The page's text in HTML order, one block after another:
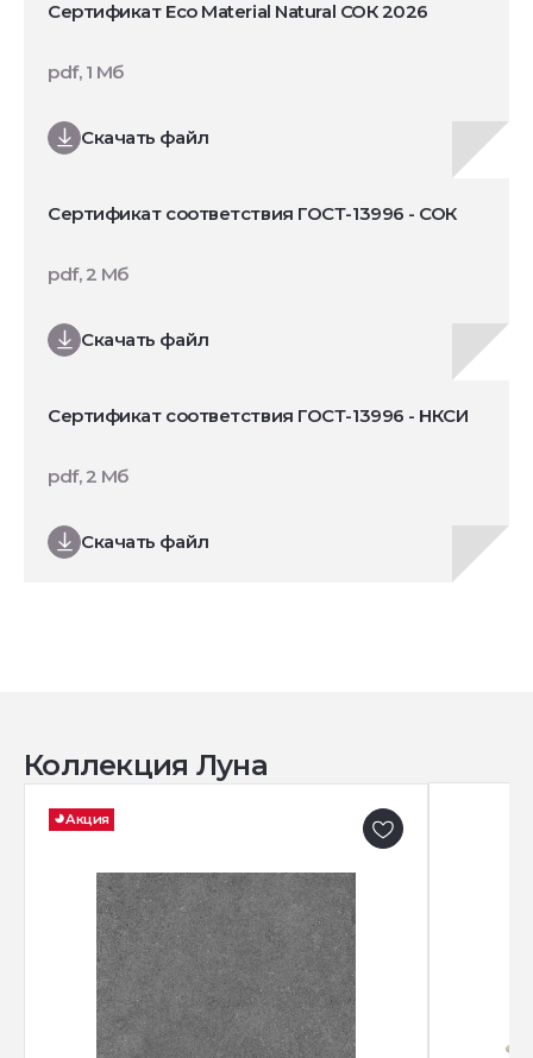
Сертификат Eco Material Natural СОК 2026
Скачать файл
pdf, 1 Мб
Сертификат соответствия ГОСТ-13996 - СОК
Скачать файл
pdf, 2 Мб
Сертификат соответствия ГОСТ-13996 - НКСИ
Скачать файл
pdf, 2 Мб
Коллекция Луна
Акция